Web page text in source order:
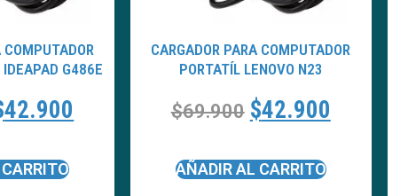
COMPUTADOR
IDEAPAD G486E
42.900
CARGADOR PARA COMPUTADOR
PORTATÍL LENOVO N23
$69.900 $42.900
AÑADIR AL CARRITO